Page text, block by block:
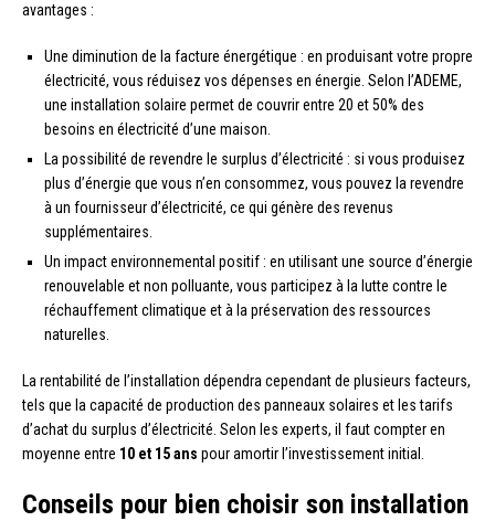
avantages :
Une diminution de la facture énergétique : en produisant votre propre
électricité, vous réduisez vos dépenses en énergie. Selon l’ADEME,
une installation solaire permet de couvrir entre 20 et 50% des
besoins en électricité d’une maison.
La possibilité de revendre le surplus d’électricité : si vous produisez
plus d’énergie que vous n’en consommez, vous pouvez la revendre
à un fournisseur d’électricité, ce qui génère des revenus
supplémentaires.
Un impact environnemental positif : en utilisant une source d’énergie
renouvelable et non polluante, vous participez à la lutte contre le
réchauffement climatique et à la préservation des ressources
naturelles.
La rentabilité de l’installation dépendra cependant de plusieurs facteurs,
tels que la capacité de production des panneaux solaires et les tarifs
d’achat du surplus d’électricité. Selon les experts, il faut compter en
moyenne entre 10 et 15 ans pour amortir l’investissement initial.
Conseils pour bien choisir son installation